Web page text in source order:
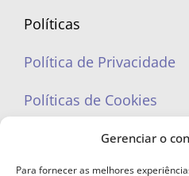
Gerenciar o
Para fornecer as melhores
Políticas
Política de Privacidade
Políticas de Cookies